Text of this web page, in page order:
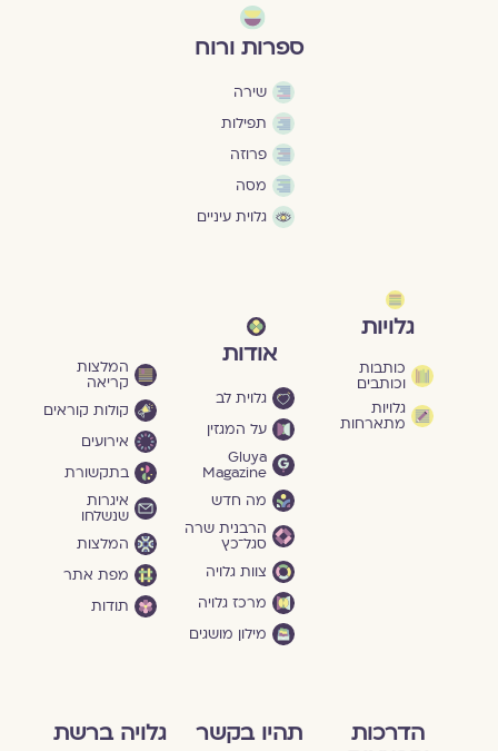
ספרות ורוח
שירה
תפילות
פרוזה
מסה
גלוית עיניים
גלויות
כותבות
וכותבים
גלויות
מתארחות
אודות
גלוית לב
על המגזין
Gluya
Magazine
מה חדש
הרבנית שרה
סגל־כץ
צוות גלויה
מרכז גלויה
מילון מושגים
המלצות
קריאה
קולות קוראים
אירועים
בתקשורת
איגרות
שנשלחו
המלצות
מפת אתר
תודות
הדרכות
תהיו בקשר גלויה ברשת